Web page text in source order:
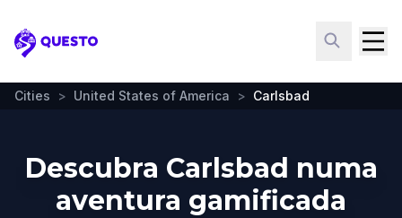
Questo
Cities > United States of America > Carlsbad
Descubra Carlsbad numa
aventura gamificada